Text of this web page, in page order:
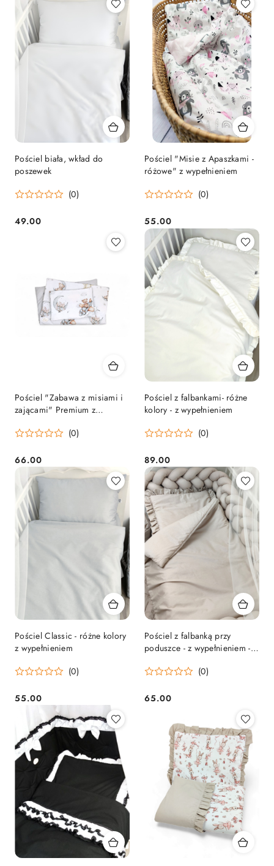
Pościel biała, wkład do
poszewek
(0)
Cena:
49.00
Pościel "Misie z Apaszkami -
różowe" z wypełnieniem
(0)
Cena:
55.00
Pościel "Zabawa z misiami i
zającami" Premium z
(0)
Cena:
66.00
Pościel z falbankami- różne
kolory - z wypełnieniem
(0)
Cena:
89.00
Pościel Classic - różne kolory
z wypełnieniem
(0)
Cena:
55.00
Pościel z falbanką przy
poduszce - z wypełnieniem -
(0)
Cena:
65.00